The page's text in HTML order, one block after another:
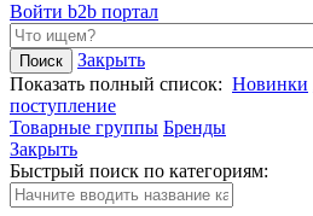
Войти b2b портал
Закрыть
Показать полный список: Новинки
поступление
Товарные группы Бренды
Закрыть
Быстрый поиск по категориям: